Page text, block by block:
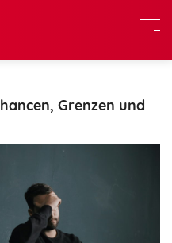
Grenzen und